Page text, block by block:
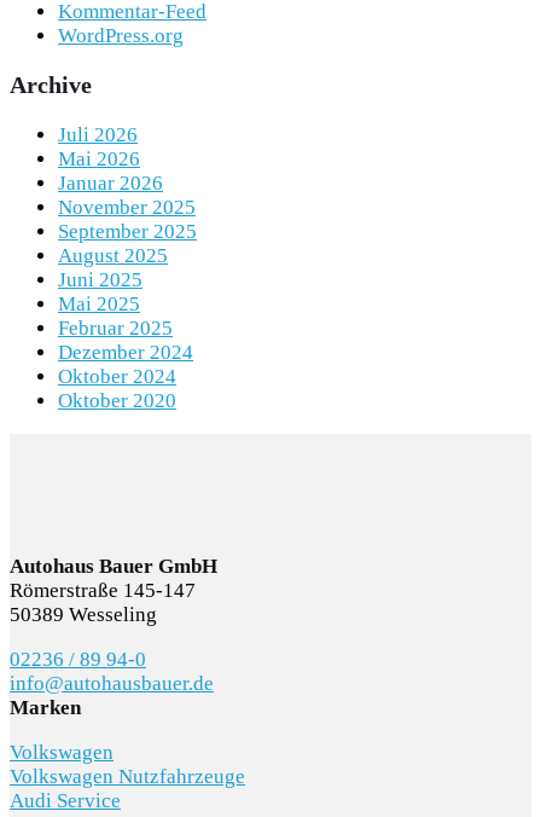
Kommentar-Feed
WordPress.org
Archive
Juli 2026
Mai 2026
Januar 2026
November 2025
September 2025
August 2025
Juni 2025
Mai 2025
Februar 2025
Dezember 2024
Oktober 2024
Oktober 2020
Autohaus Bauer GmbH
Römerstraße 145-147
50389 Wesseling
02236 / 89 94-0
info@autohausbauer.de
Marken
Volkswagen
Volkswagen Nutzfahrzeuge
Audi Service